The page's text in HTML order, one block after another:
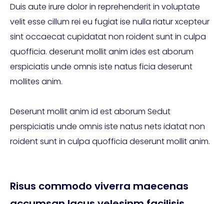
Duis aute irure dolor in reprehenderit in voluptate
velit esse cillum rei eu fugiat ise nulla riatur xcepteur
sint occaecat cupidatat non roident sunt in culpa
quofficia. deserunt mollit anim ides est aborum
erspiciatis unde omnis iste natus ficia deserunt
mollites anim.
Deserunt mollit anim id est aborum Sedut
perspiciatis unde omnis iste natus nets idatat non
roident sunt in culpa quofficia deserunt mollit anim.
Risus commodo viverra maecenas